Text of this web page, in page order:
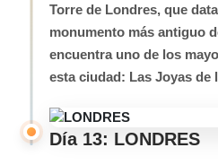
Torre de Londres, que
monumento más antiguo
encuentra uno de los
esta ciudad: Las Joyas de
Día 13: LONDRES